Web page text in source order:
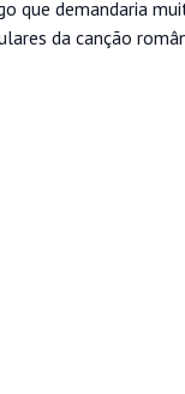
que demandaria
da canção